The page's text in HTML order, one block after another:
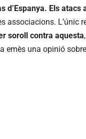
d’Espanya. Els atacs
associacions. L’únic
soroll contra aquesta
emès una opinió